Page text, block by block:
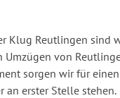
Klug Reutlingen sind
von
sorgen wir für einen
an erster Stelle stehen.